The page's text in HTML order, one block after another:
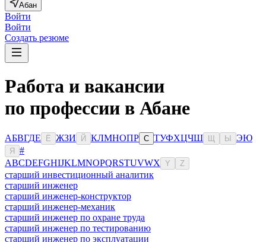
Абан
Войти
Войти
Создать резюме
Работа и вакансии
по профессии в Абане
АБВГДЕ Ё ЖЗИ Й КЛМНОПР С ТУФХЦЧШ Ы ЭЮ
Я
#
ABCDEFGHIJKLMNOPQRSTUVWX Y Z
старший инвестиционный аналитик
старший инженер
старший инженер-конструктор
старший инженер-механик
старший инженер по охране труда
старший инженер по тестированию
старший инженер по эксплуатации